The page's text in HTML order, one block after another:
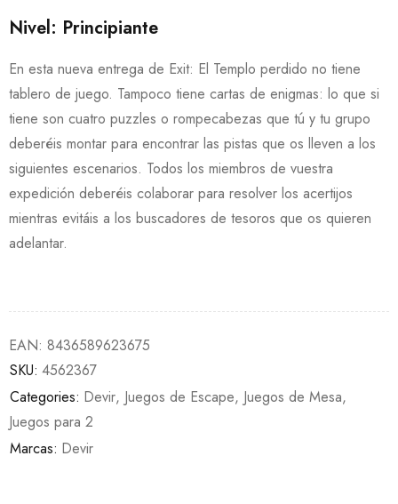
Nivel: Principiante
En esta nueva entrega de Exit: El Templo perdido no tiene
tablero de juego. Tampoco tiene cartas de enigmas: lo que si
tiene son cuatro puzzles o rompecabezas que tú y tu grupo
deberéis montar para encontrar las pistas que os lleven a los
siguientes escenarios. Todos los miembros de vuestra
expedición deberéis colaborar para resolver los acertijos
mientras evitáis a los buscadores de tesoros que os quieren
adelantar.
EAN: 8436589623675
SKU: 4562367
Categories: Devir, Juegos de Escape, Juegos de Mesa,
Juegos para 2
Marcas: Devir